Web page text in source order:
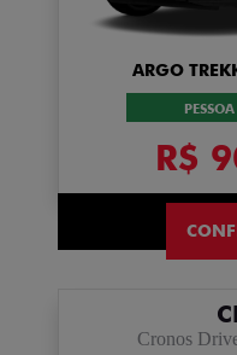
ARGO
R$
Cronos